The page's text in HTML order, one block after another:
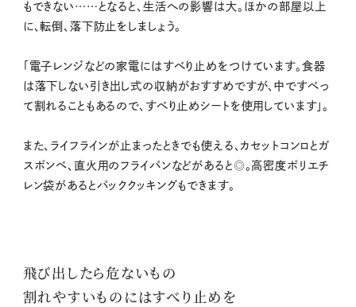
もできない……となると、生活への影響は大。ほかの部屋以上
に、転倒、落下防止をしましょう。
「電子レンジなどの家電にはすべり止めをつけています。食器
は落下しない引き出し式の収納がおすすめですが、中ですべっ
て割れることもあるので、すべり止めシートを使用しています」。
また、ライフラインが止まったときでも使える、カセットコンロとガ
スボンベ、直火用のフライパンなどがあると◎。高密度ポリエチ
レン袋があるとパッククッキングもできます。
飛び出したら危ないもの
割れやすいものにはすべり止めを